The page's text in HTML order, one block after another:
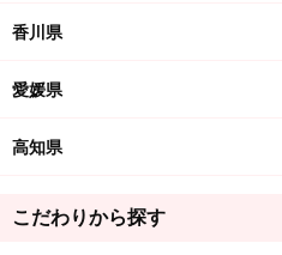
香川県
愛媛県
高知県
こだわりから探す